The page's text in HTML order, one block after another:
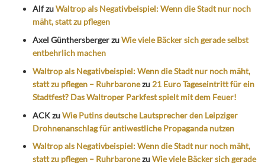
AlfzuWaltrop als Negativbeispiel: Wenn die Stadt nur noch
mäht, statt zu pflegen
Axel GünthersbergerzuWie viele Bäcker sich gerade selbst
entbehrlich machen
Waltrop als Negativbeispiel: Wenn die Stadt nur noch mäht,
statt zu pflegen – Ruhrbaronezu 21 Euro Tageseintritt für ein
Stadtfest? Das Waltroper Parkfest spielt mit dem Feuer!
ACKzuWie Putins deutsche Lautsprecher den Leipziger
Drohnenanschlag für antiwestliche Propaganda nutzen
Waltrop als Negativbeispiel: Wenn die Stadt nur noch mäht,
statt zu pflegen – RuhrbaronezuWie viele Bäcker sich gerade